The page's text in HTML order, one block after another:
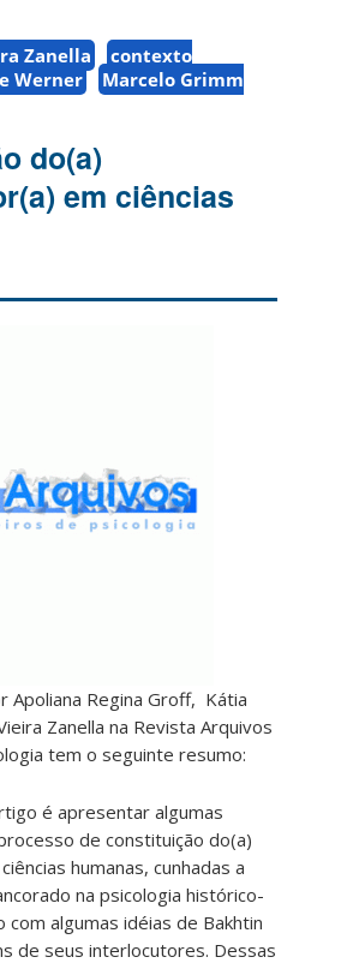
Zanella
contexto
Werner
Marcelo Grimm
do(a)
em ciências
Apoliana Regina Groff, Kátia
Zanella na Revista Arquivos
tem o seguinte resumo:
é apresentar algumas
de constituição do(a)
humanas, cunhadas a
na psicologia histórico-
com algumas idéias de Bakhtin
de seus interlocutores. Dessas